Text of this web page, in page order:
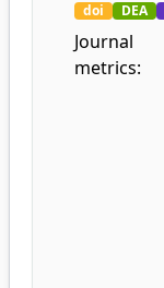
doi DEA
Journal
metrics: